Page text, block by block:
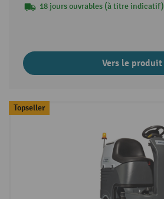
18 jours ouvrables (à titre indicatif)
Vers le produit
Topseller